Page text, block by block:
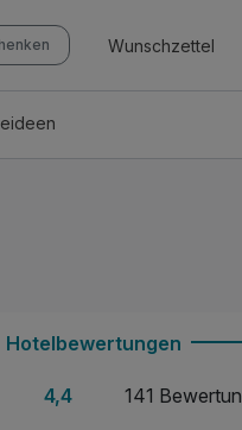
Wunschzettel
Hotelbewertungen
4,4
141